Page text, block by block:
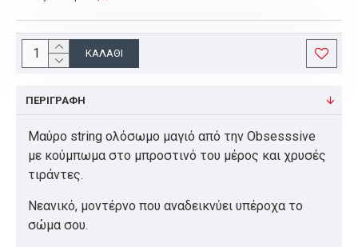
ΚΑΛΆΘΙ
ΠΕΡΙΓΡΑΦΉ
Μαύρο string ολόσωμο μαγιό από την Obsesssive
με κούμπωμα στο μπροστινό του μέρος και χρυσές
τιράντες.
Νεανικό, μοντέρνο που αναδεικνύει υπέροχα το
σώμα σου.